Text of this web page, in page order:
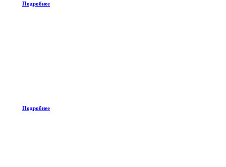
Подробнее
Подробнее